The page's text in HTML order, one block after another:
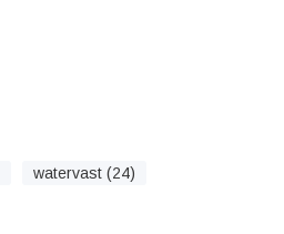
watervast (24)